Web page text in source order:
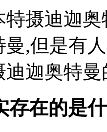
特摄迪迦
曼,但是有
迦奥特
存在的是